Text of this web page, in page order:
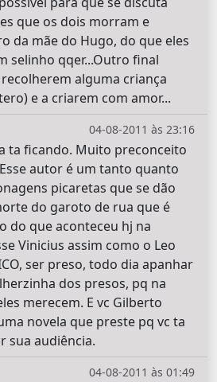
que os dois morram e
da mãe do Hugo, do que eles
selinho qqer...Outro final
alguma criança
e a criarem com amor...
04-08-2011 às 23:16
ta ficando. Muito preconceito
autor é um tanto quanto
picaretas que se dão
do garoto de rua que é
do que aconteceu hj na
Vinicius assim como o Leo
ser preso, todo dia apanhar
dos presos, pq na
merecem. E vc Gilberto
novela que preste pq vc ta
sua audiência.
04-08-2011 às 01:49